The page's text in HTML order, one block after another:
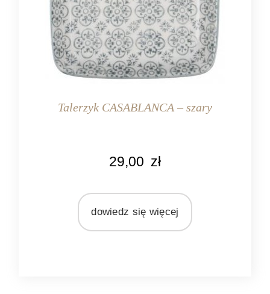
Talerzyk CASABLANCA – szary
29,00 zł
dowiedz się więcej